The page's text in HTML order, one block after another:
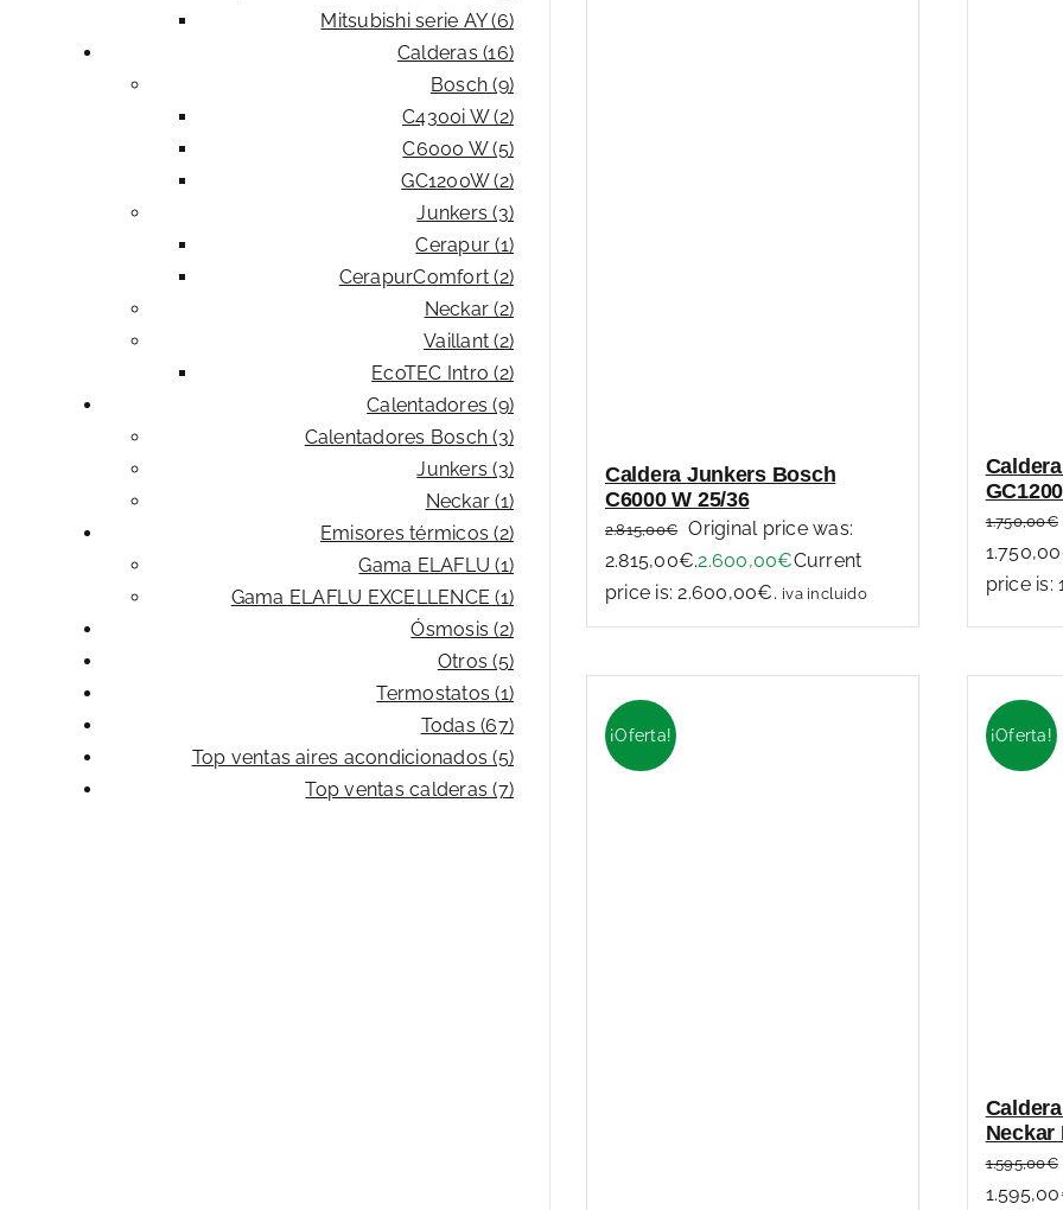
Mitsubishi serie AY (6)
Calderas (16)
Bosch (9)
C4300i W (2)
C6000 W (5)
GC1200W (2)
Junkers (3)
Cerapur (1)
CerapurComfort (2)
Neckar (2)
Vaillant (2)
EcoTEC Intro (2)
Calentadores (9)
Calentadores Bosch (3)
Junkers (3)
Neckar (1)
Emisores térmicos (2)
Gama ELAFLU (1)
Gama ELAFLU EXCELLENCE (1)
Ósmosis (2)
Otros (5)
Termostatos (1)
Todas (67)
Top ventas aires acondicionados (5)
Top ventas calderas (7)
Caldera Junkers Bosch
C6000 W 25/36
2.815,00€
Original price was:
2.815,00€.2.600,00€Current
price is: 2.600,00€. iva incluido
1.750,00€
price is:
¡Oferta! ¡Oferta!
Neckar
1.595,00€